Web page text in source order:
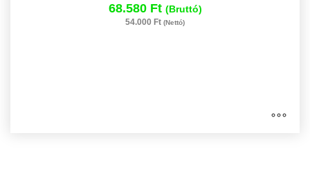
68.580 Ft (Bruttó)
54.000 Ft (Nettó)